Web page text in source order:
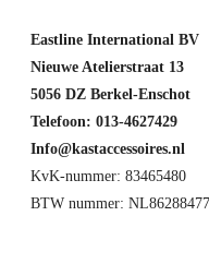
Eastline International BV
Nieuwe Atelierstraat 13
5056 DZ Berkel-Enschot
Telefoon: 013-4627429
Info@kastaccessoires.nl
KvK-nummer: 83465480
BTW nummer: